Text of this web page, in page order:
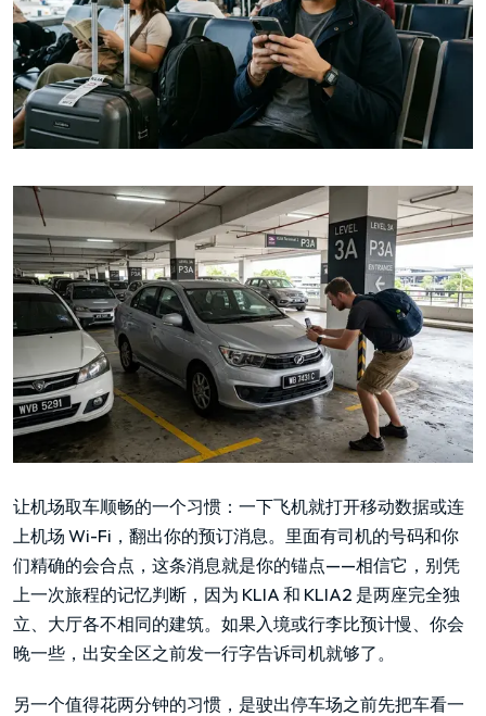
让机场取车顺畅的一个习惯：一下飞机就打开移动数据或连
上机场 Wi-Fi，翻出你的预订消息。里面有司机的号码和你
们精确的会合点，这条消息就是你的锚点——相信它，别凭
上一次旅程的记忆判断，因为 KLIA 和 KLIA2 是两座完全独
立、大厅各不相同的建筑。如果入境或行李比预计慢、你会
晚一些，出安全区之前发一行字告诉司机就够了。
另一个值得花两分钟的习惯，是驶出停车场之前先把车看一